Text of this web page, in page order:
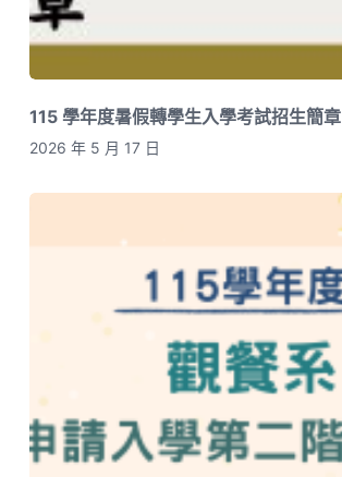
115 學年度暑假轉學生入學考試招生簡章
2026 年 5 月 17 日